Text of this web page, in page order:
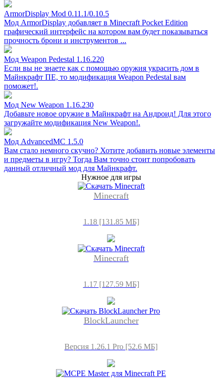
ArmorDisplay Mod 0.11.1/0.10.5
Мод ArmorDisplay добавляет в Minecraft Pocket Edition
графический интерфейс на котором вам будет показываться
прочность брони и инструментов ...
Мод Weapon Pedestal 1.16.220
Если вы не знаете как с помощью оружия украсить дом в
Майнкрафт ПЕ, то модификация Weapon Pedestal вам
поможет!.
Мод New Weapon 1.16.230
Добавьте новое оружие в Майнкрафт на Андроид! Для этого
загружайте модификация New Weapon!.
Мод AdvancedMC 1.5.0
Вам стало немного скучно? Хотите добавить новые элементы
и предметы в игру? Тогда Вам точно стоит попробовать
данный отличный мод для Майнкрафт.
Нужное для игры
Minecraft
1.18 [131.85 МБ]
Minecraft
1.17 [127.59 МБ]
BlockLauncher
Версия 1.26.1 Pro [52.6 МБ]